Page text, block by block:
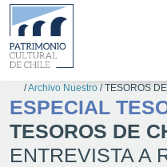
/Archivo Nuestro /TESOROS
ESPECIAL
TESOROS DE
ENTREVISTA A